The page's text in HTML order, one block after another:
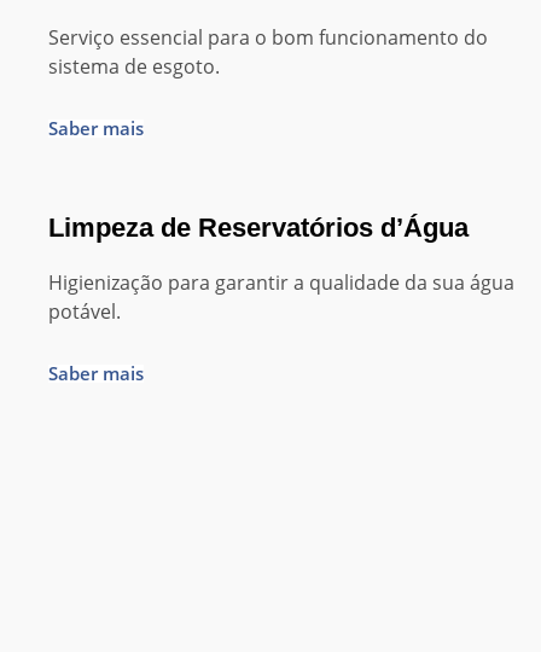
Serviço essencial para o bom funcionamento do
sistema de esgoto.
Saber mais
Limpeza de Reservatórios d’Água
Higienização para garantir a qualidade da sua água
potável.
Saber mais